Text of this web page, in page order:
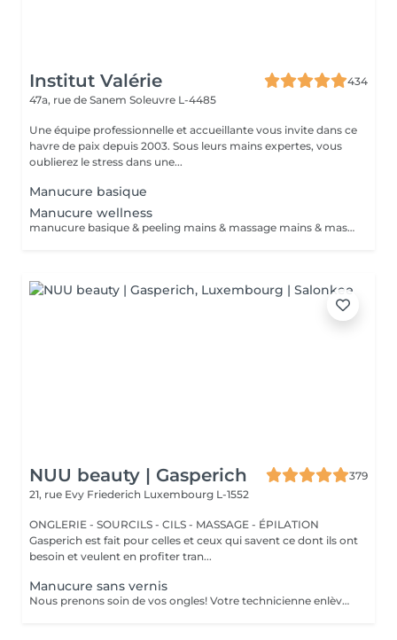
Institut Valérie
434
47a, rue de Sanem Soleuvre L-4485
Une équipe professionnelle et accueillante vous invite dans ce
havre de paix depuis 2003. Sous leurs mains expertes, vous
oublierez le stress dans une...
Manucure basique
Manucure wellness
manucure basique & peeling mains & massage mains & masque cocon (chauffant) durée 60min
NUU beauty | Gasperich
379
21, rue Evy Friederich Luxembourg L-1552
ONGLERIE - SOURCILS - CILS - MASSAGE - ÉPILATION
Gasperich est fait pour celles et ceux qui savent ce dont ils ont
besoin et veulent en profiter tran...
Manucure sans vernis
Nous prenons soin de vos ongles! Votre technicienne enlèvera délicatement les cellules mortes, façonnera et limera vos ongles, et polira la surface extérieure pour un fini lisse et naturel. Nos experts proposent des manucures à bords, hardware ou combinées, selon vos préférences. Comment se fait une manucure sans vernis? - la peau rugueuse est délicatement enlevée - la forme de la plaque de l'ongle est corrigée avec douceur - les cuticules et bords latéraux sont soigneusement traités - de l'huile nourrissante pour les cuticules et de la crème pour les mains sont appliquées pour nourrir et hydrater Limitations d'âge: recommandé à partir de 14 ans. Recommandations post-procédure: aucun soin particulier n'est nécessaire après cette procédure. Fréquence: une fois toutes les 3 semaines.